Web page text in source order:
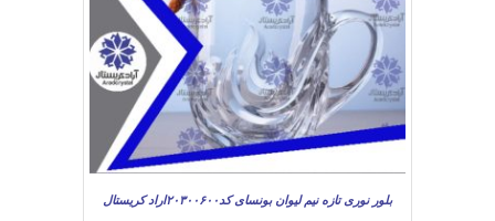
بلور نوری تازه نیم لیوان بونسای کد۲۰۳۰۰۶۰۰اراد کریستال